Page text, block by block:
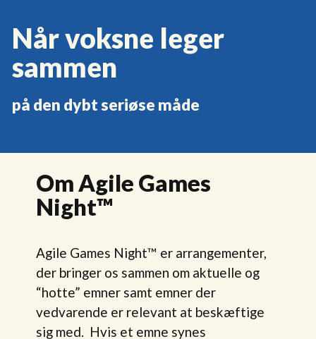
Når voksne leger
sammen
på den dybt seriøse måde
Om Agile Games
Night™
Agile Games Night™ er arrangementer,
der bringer os sammen om aktuelle og
“hotte” emner samt emner der
vedvarende er relevant at beskæftige
sig med. Hvis et emne synes